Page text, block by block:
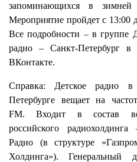
запоминающихся в зимней
Мероприятие пройдет с 13:00
Все подробности – в группе
радио – Санкт-Петербург в
ВКонтакте.
Справка: Детское радио в
Петербурге вещает на
FM. Входит в состав
российского
Радио (в структуре
Холдинга»). Генеральный